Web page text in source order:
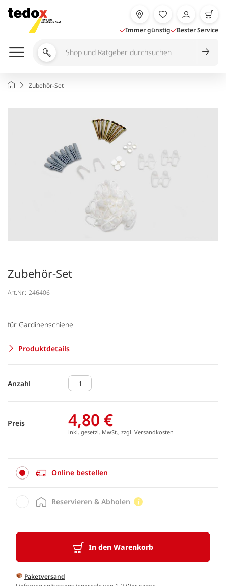
Inhalt
springen
Immer günstig Bester Service
Shop
StartseiteZubehör-Set
Zubehör-Set
Art.Nr.: 246406
für Gardinenschiene
Produktdetails
Anzahl
Preis 4,80 €
inkl. gesetzl. MwSt., zzgl. Versandkosten
Online bestellen
In den Warenkorb
Paketversand
Reservieren & Abholen